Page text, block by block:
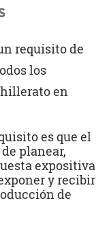
requisito de
los
en
es que el
planear,
expositiva
y recibir
de